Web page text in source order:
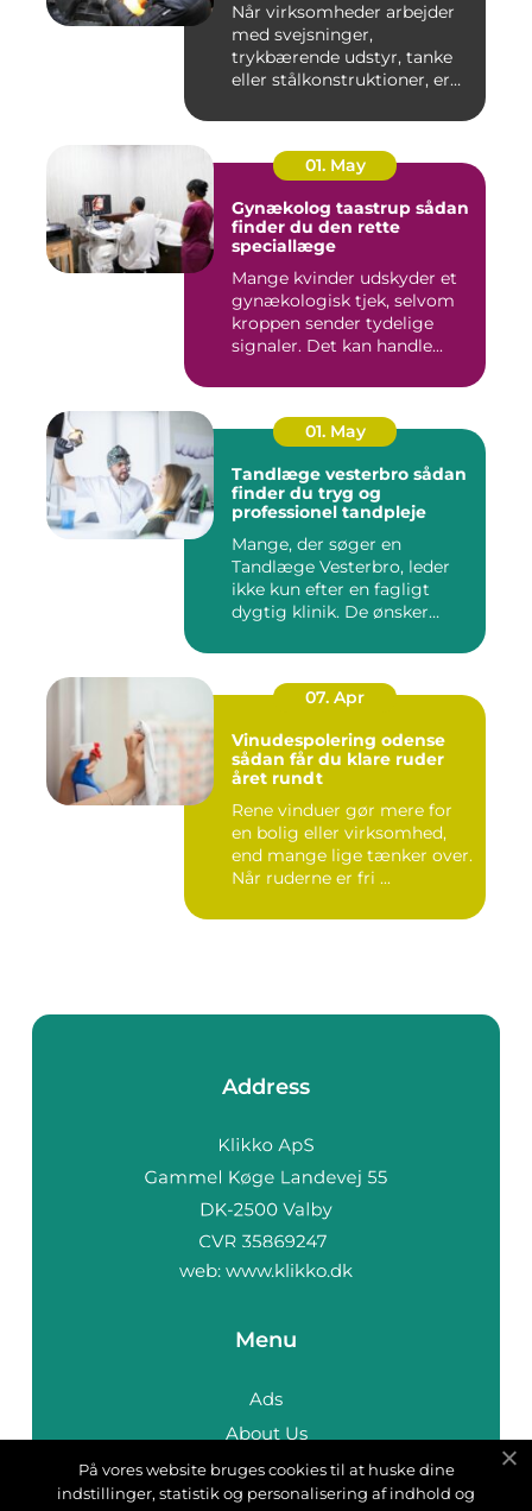
Når virksomheder arbejder
med svejsninger,
trykbærende udstyr, tanke
eller stålkonstruktioner, er
01. May
Gynækolog taastrup sådan
finder du den rette
speciallæge
Mange kvinder udskyder et
gynækologisk tjek, selvom
kroppen sender tydelige
signaler. Det kan handle...
01. May
Tandlæge vesterbro sådan
finder du tryg og
professionel tandpleje
Mange, der søger en
Tandlæge Vesterbro, leder
ikke kun efter en fagligt
dygtig klinik. De ønsker
07. Apr
Vinudespolering odense
sådan får du klare ruder
året rundt
Rene vinduer gør mere for
en bolig eller virksomhed,
end mange lige tænker over.
Når ruderne er fri ...
Address
web: www.klikko.dk
Menu
Ads
About Us
Cookies
Contact
På vores website bruges cookies til at huske dine
indstillinger, statistik og personalisering af indhold og